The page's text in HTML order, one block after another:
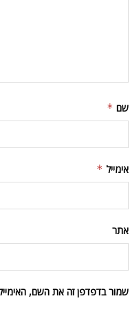
שם *
אימייל *
אתר
שמור בדפדפן זה את השם,